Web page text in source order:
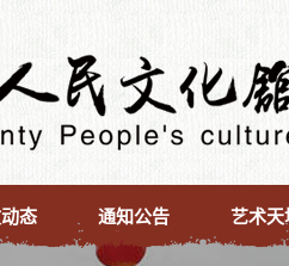
态 通知公告 艺术天